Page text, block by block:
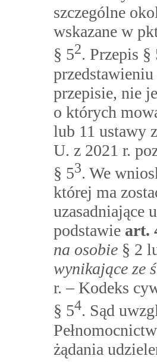
szczególne
wskazane w
§ 52. Przepis §
przepisie, nie
o których
lub 11 ustawy
U. z 2021 r.
§ 53. We
której ma
uzasadniające
podstawie art.
na osobie § 2
wynikające ze
r. – Kodeks
§ 54. Sąd
żądania